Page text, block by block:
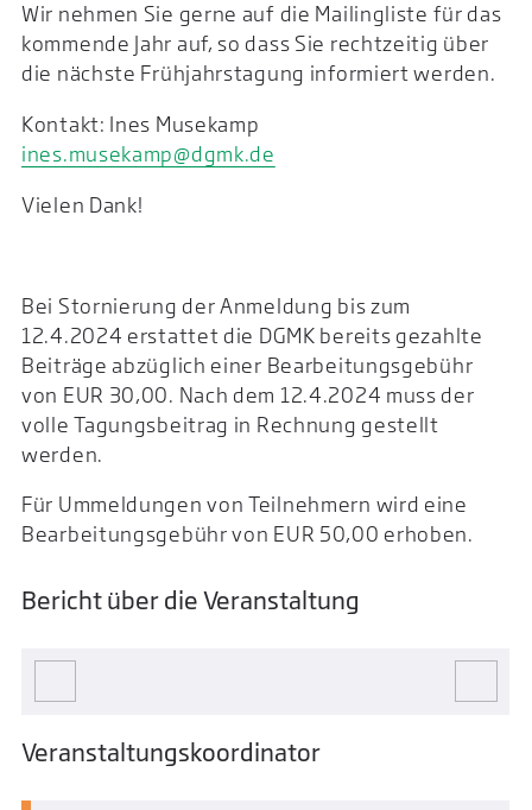
Wir nehmen Sie gerne auf die Mailingliste für das
kommende Jahr auf, so dass Sie rechtzeitig über
die nächste Frühjahrstagung informiert werden.
Kontakt: Ines Musekamp
ines.musekamp@dgmk.de
Vielen Dank!
Bei Stornierung der Anmeldung bis zum
12.4.2024 erstattet die DGMK bereits gezahlte
Beiträge abzüglich einer Bearbeitungsgebühr
von EUR 30,00. Nach dem 12.4.2024 muss der
volle Tagungsbeitrag in Rechnung gestellt
werden.
Für Ummeldungen von Teilnehmern wird eine
Bearbeitungsgebühr von EUR 50,00 erhoben.
Bericht über die Veranstaltung
Veranstaltungskoordinator